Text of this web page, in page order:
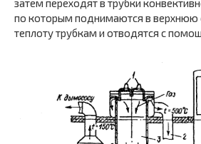
затем переходят в трубки
по которым поднимаются в верхнюю
теплоту трубкам и отводятся с